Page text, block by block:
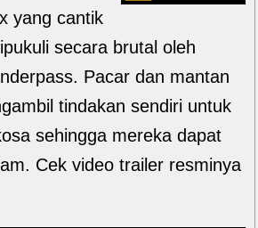
yang cantik
secara brutal oleh
Pacar dan mantan
tindakan sendiri untuk
sehingga mereka dapat
Cek video trailer resminya